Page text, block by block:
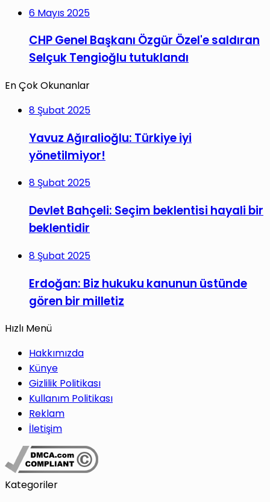
6 Mayıs 2025
CHP Genel Başkanı Özgür Özel'e saldıran
Selçuk Tengioğlu tutuklandı
En Çok Okunanlar
8 Şubat 2025
Yavuz Ağıralioğlu: Türkiye iyi
yönetilmiyor!
8 Şubat 2025
Devlet Bahçeli: Seçim beklentisi hayali bir
beklentidir
8 Şubat 2025
Erdoğan: Biz hukuku kanunun üstünde
gören bir milletiz
Hızlı Menü
Hakkımızda
Künye
Gizlilik Politikası
Kullanım Politikası
Reklam
İletişim
Kategoriler